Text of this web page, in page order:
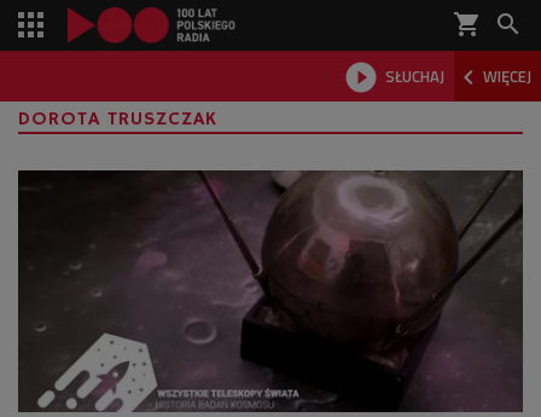
shopping_cart 
 SŁUCHAJ  WIĘCEJ

DOROTA TRUSZCZAK